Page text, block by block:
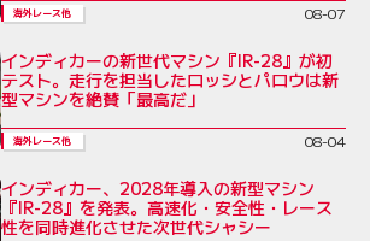
海外レース他 08-07
インディカーの新世代マシン『IR-28』が初
テスト。走行を担当したロッシとパロウは新
型マシンを絶賛「最高だ」
海外レース他 08-04
インディカー、2028年導入の新型マシン
『IR-28』を発表。高速化・安全性・レース
性を同時進化させた次世代シャシー